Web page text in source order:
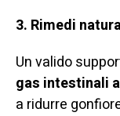
3. Rimedi
Un valido
gas intestinali
a ridurre